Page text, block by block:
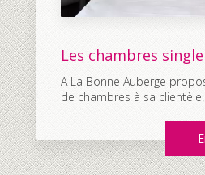
Les chambres single
A La Bonne Auberge
de chambres à sa